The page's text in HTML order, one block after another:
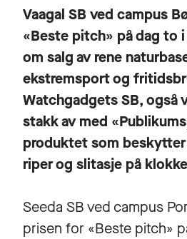
Vaagal SB ved campus
«Beste pitch» på dag to
om salg av rene
ekstremsport og
Watchgadgets SB, også
stakk av med
produktet som
riper og slitasje på
Seeda SB ved campus
prisen for «Beste pitch»